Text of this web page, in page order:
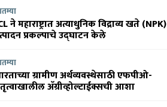
ने महाराष्ट्रात अत्याधुनिक विद्राव्य खते (NPK)
प्रकल्पाचे उद्घाटन केले
ग्रामीण अर्थव्यवस्थेसाठी एफपीओ-
अ‍ॅग्रीव्होल्टाईक्सची आशा